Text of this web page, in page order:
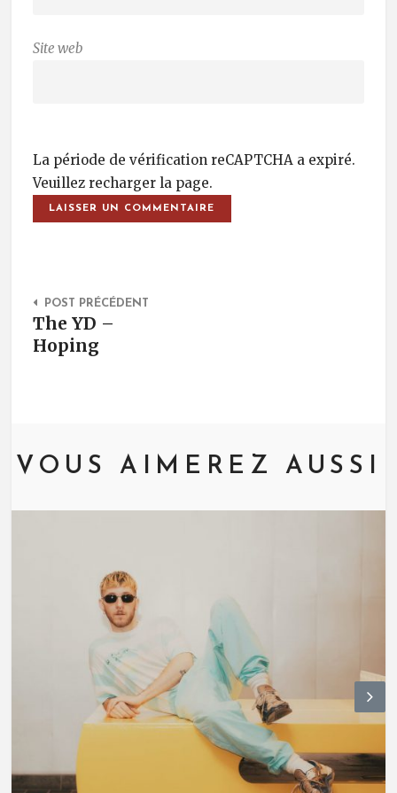
Site web
La période de vérification reCAPTCHA a expiré.
Veuillez recharger la page.
Post Navigation
POST PRÉCÉDENT
The YD –
Hoping
VOUS AIMEREZ AUSSI
N
ex